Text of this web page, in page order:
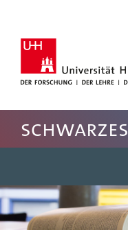
Fussbereich der Seite